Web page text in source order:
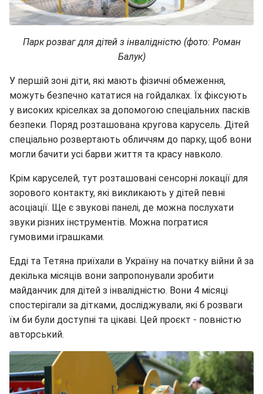
Парк розваг для дітей з інвалідністю (фото: Роман
Балук)
У першій зоні діти, які мають фізичні обмеження,
можуть безпечно кататися на гойдалках. Їх фіксують
у високих кріселках за допомогою спеціальних пасків
безпеки. Поряд розташована кругова карусель. Дітей
спеціально розвертають обличчям до парку, щоб вони
могли бачити усі барви життя та красу навколо.
Крім каруселей, тут розташовані сенсорні локації для
зорового контакту, які викликають у дітей певні
асоціації. Ще є звукові панелі, де можна послухати
звуки різних інструментів. Можна погратися
гумовими іграшками.
Едді та Тетяна приїхали в Україну на початку війни й за
декілька місяців вони запропонували зробити
майданчик для дітей з інвалідністю. Вони 4 місяці
спостерігали за дітками, досліджували, які б розваги
їм би були доступні та цікаві. Цей проєкт - повністю
авторський.